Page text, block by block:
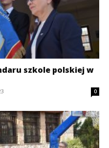
szkole polskiej w
0